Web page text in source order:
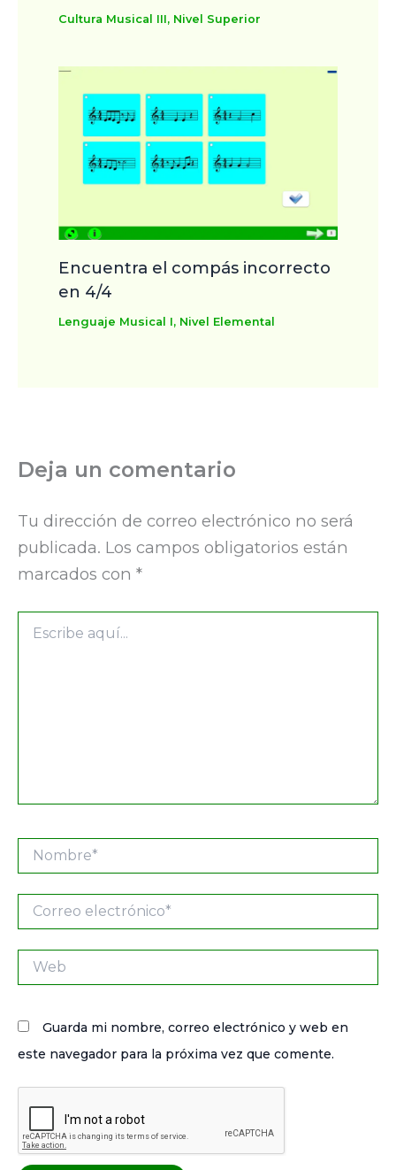
Cultura Musical III, Nivel Superior
Encuentra el compás incorrecto
en 4/4
Lenguaje Musical I, Nivel Elemental
Deja un comentario
Tu dirección de correo electrónico no será
publicada. Los campos obligatorios están
marcados con *
aquí...
Nombre*
Correo
electrónico*
Web
Guarda mi nombre, correo electrónico y web en
este navegador para la próxima vez que comente.